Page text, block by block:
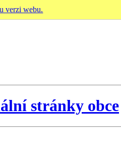
verzi webu.
stránky obce